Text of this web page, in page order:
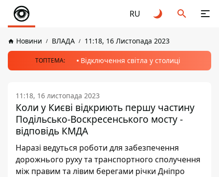
RU
Новини ВЛАДА 11:18, 16 Листопада 2023
ТОПТЕМА: Відключення світла у столиці
11:18, 16 листопада 2023
Коли у Києві відкриють першу частину
Подільсько-Воскресенського мосту -
відповідь КМДА
Наразі ведуться роботи для забезпечення
дорожнього руху та транспортного сполучення
між правим та лівим берегами річки Дніпро